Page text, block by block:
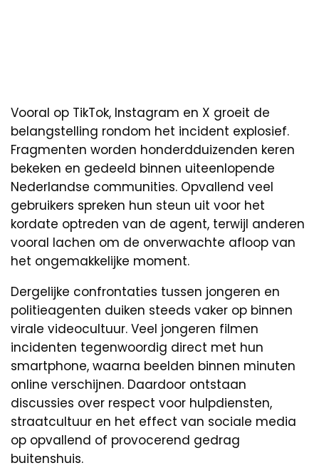
Vooral op TikTok, Instagram en X groeit de
belangstelling rondom het incident explosief.
Fragmenten worden honderdduizenden keren
bekeken en gedeeld binnen uiteenlopende
Nederlandse communities. Opvallend veel
gebruikers spreken hun steun uit voor het
kordate optreden van de agent, terwijl anderen
vooral lachen om de onverwachte afloop van
het ongemakkelijke moment.
Dergelijke confrontaties tussen jongeren en
politieagenten duiken steeds vaker op binnen
virale videocultuur. Veel jongeren filmen
incidenten tegenwoordig direct met hun
smartphone, waarna beelden binnen minuten
online verschijnen. Daardoor ontstaan
discussies over respect voor hulpdiensten,
straatcultuur en het effect van sociale media
op opvallend of provocerend gedrag
buitenshuis.